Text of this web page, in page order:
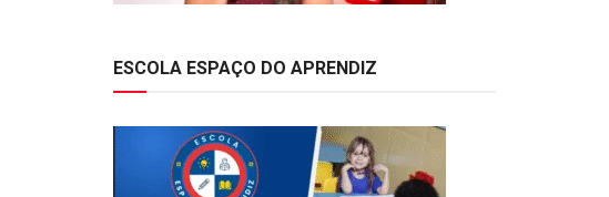
ESCOLA ESPAÇO DO APRENDIZ